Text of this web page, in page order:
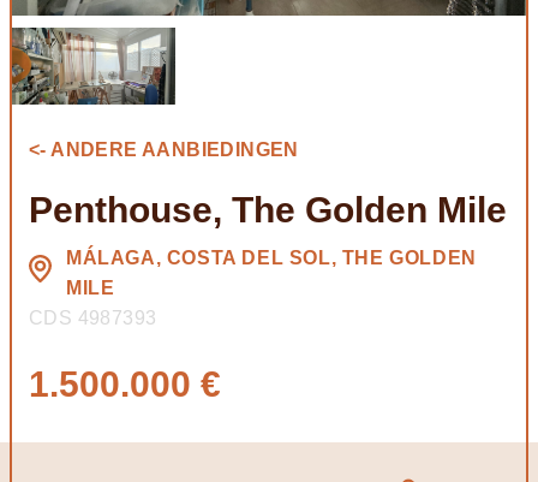
<- ANDERE AANBIEDINGEN
Penthouse, The Golden Mile
MÁLAGA, COSTA DEL SOL, THE GOLDEN
MILE
CDS 4987393
1.500.000 €